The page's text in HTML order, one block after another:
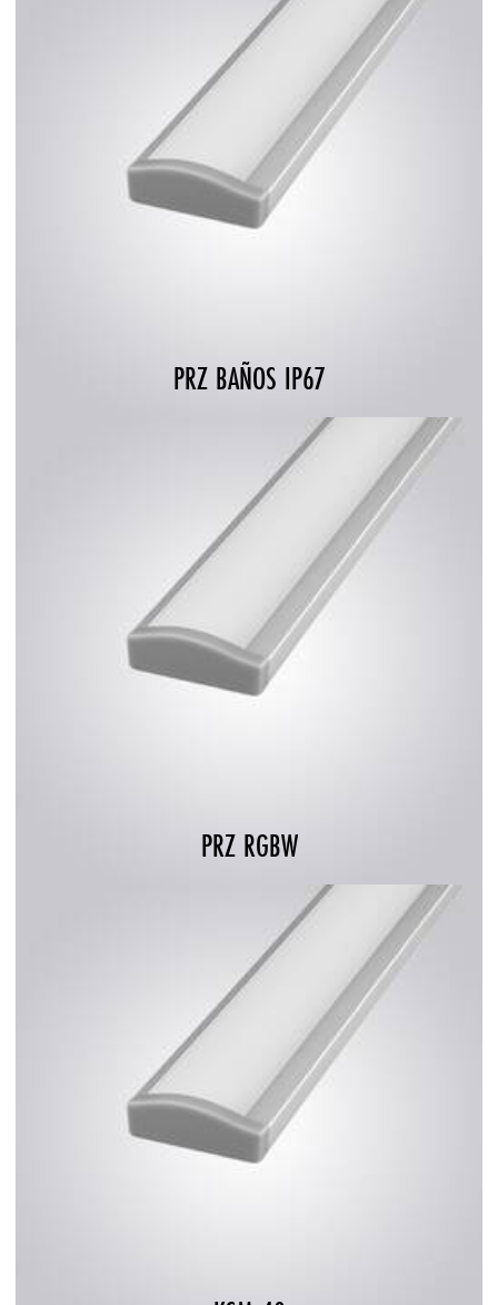
PRZ BAÑOS IP67
PRZ RGBW